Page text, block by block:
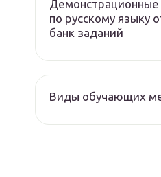
Демонстрационные
по русскому
банк заданий
Виды обучающих